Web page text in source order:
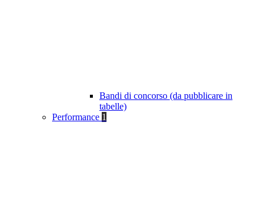
Bandi di concorso (da pubblicare in
tabelle)
Performance 1